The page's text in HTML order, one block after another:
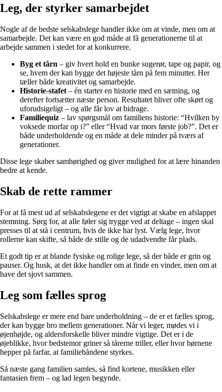
Leg, der styrker samarbejdet
Nogle af de bedste selskabslege handler ikke om at vinde, men om at
samarbejde. Det kan være en god måde at få generationerne til at
arbejde sammen i stedet for at konkurrere.
Byg et tårn – giv hvert hold en bunke sugerør, tape og papir, og
se, hvem der kan bygge det højeste tårn på fem minutter. Her
tæller både kreativitet og samarbejde.
Historie-stafet – én starter en historie med en sætning, og
derefter fortsætter næste person. Resultatet bliver ofte skørt og
uforudsigeligt – og alle får lov at bidrage.
Familiequiz – lav spørgsmål om familiens historie: “Hvilken by
voksede morfar op i?” eller “Hvad var mors første job?”. Det er
både underholdende og en måde at dele minder på tværs af
generationer.
Disse lege skaber samhørighed og giver mulighed for at lære hinanden
bedre at kende.
Skab de rette rammer
For at få mest ud af selskabslegene er det vigtigt at skabe en afslappet
stemning. Sørg for, at alle føler sig trygge ved at deltage – ingen skal
presses til at stå i centrum, hvis de ikke har lyst. Vælg lege, hvor
rollerne kan skifte, så både de stille og de udadvendte får plads.
Et godt tip er at blande fysiske og rolige lege, så der både er grin og
pauser. Og husk, at det ikke handler om at finde en vinder, men om at
have det sjovt sammen.
Leg som fælles sprog
Selskabslege er mere end bare underholdning – de er et fælles sprog,
der kan bygge bro mellem generationer. Når vi leger, mødes vi i
øjenhøjde, og aldersforskelle bliver mindre vigtige. Det er i de
øjeblikke, hvor bedstemor griner så tårerne triller, eller hvor børnene
hepper på farfar, at familiebåndene styrkes.
Så næste gang familien samles, så find kortene, musikken eller
fantasien frem – og lad legen begynde.